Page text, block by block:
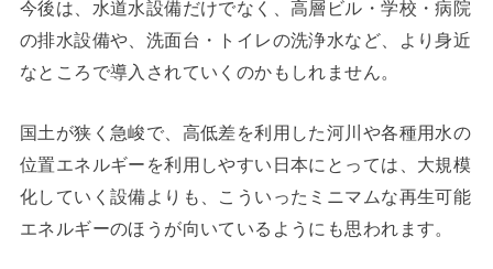
今後は、水道水設備だけでなく、高層ビル・学校・病院
の排水設備や、洗面台・トイレの洗浄水など、より身近
なところで導入されていくのかもしれません。
国土が狭く急峻で、高低差を利用した河川や各種用水の
位置エネルギーを利用しやすい日本にとっては、大規模
化していく設備よりも、こういったミニマムな再生可能
エネルギーのほうが向いているようにも思われます。